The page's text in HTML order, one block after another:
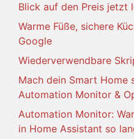
Blick auf den Preis jetzt
Warme Füße, sichere
Google
Wiederverwendbare
Mach dein Smart Home
Automation Monitor &
Automation Monitor:
in Home Assistant so